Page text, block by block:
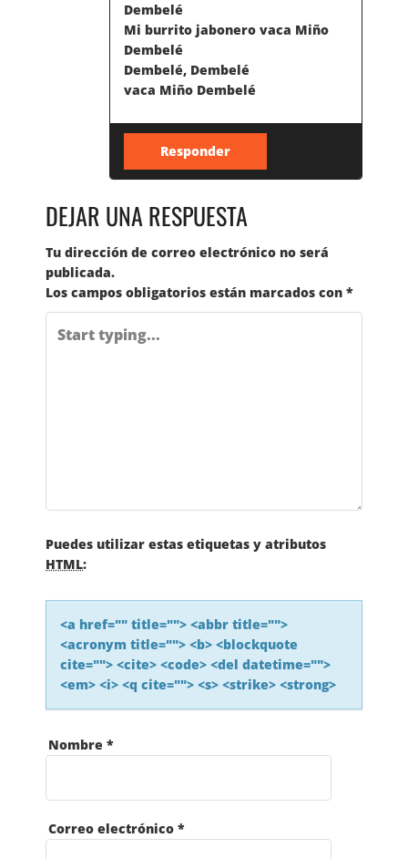
T
R
A
Dembelé
Mi burrito jabonero vaca Miño
Dembelé
Dembelé, Dembelé
vaca Miño Dembelé
Responder
DEJAR UNA RESPUESTA
Tu dirección de correo electrónico no será
publicada.
Los campos obligatorios están marcados con *
Puedes utilizar estas etiquetas y atributos
HTML:
<a href="" title=""> <abbr title="">
<acronym title=""> <b> <blockquote
cite=""> <cite> <code> <del datetime="">
<em> <i> <q cite=""> <s> <strike> <strong>
Nombre *
Correo electrónico *